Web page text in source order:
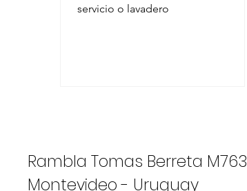
servicio o lavadero
Rambla Tomas Berreta M763
Montevideo - Uruguay